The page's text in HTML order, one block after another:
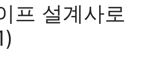
프 설계사로